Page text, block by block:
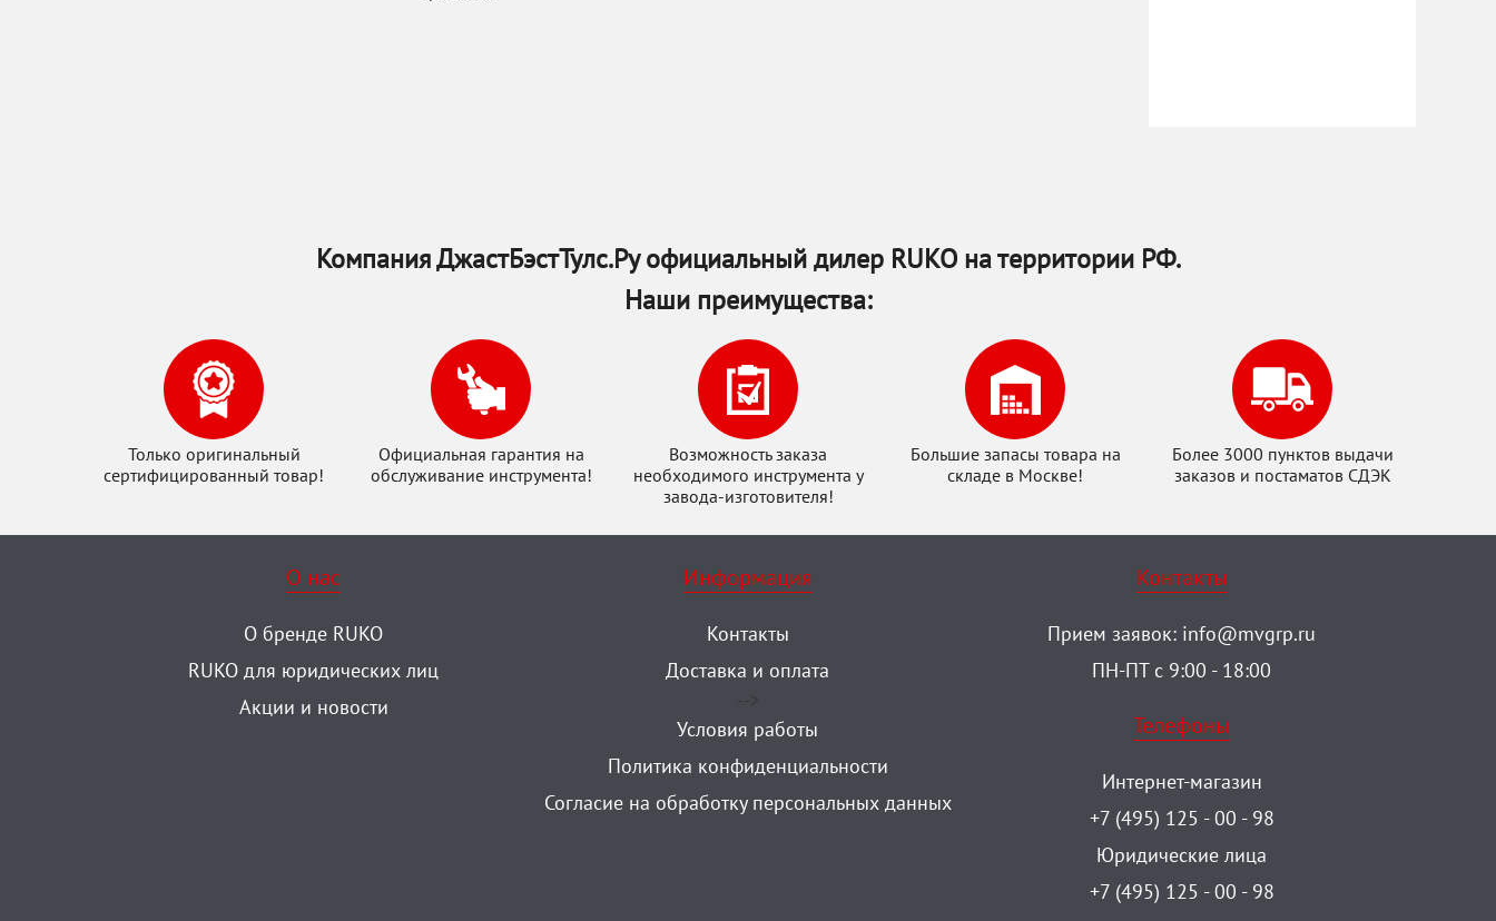
Компания ДжастБэстТулс.Ру официальный дилер RUKO на территории РФ.
Наши преимущества:
Только оригинальный
сертифицированный товар!
Официальная гарантия на
обслуживание инструмента!
Возможность заказа
необходимого инструмента у
завода-изготовителя!
Большие запасы товара на
складе в Москве!
Более 3000 пунктов выдачи
заказов и постаматов СДЭК
О нас
О бренде RUKO
RUKO для юридических лиц
Акции и новости
Информация
Контакты
Доставка и оплата
-->
Условия работы
Политика конфиденциальности
Согласие на обработку персональных данных
Контакты
Прием заявок: info@mvgrp.ru
ПН-ПТ с 9:00 - 18:00
Телефоны
Интернет-магазин
+7 (495) 125 - 00 - 98
Юридические лица
+7 (495) 125 - 00 - 98